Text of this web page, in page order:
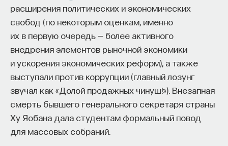
расширения политических и экономических
свобод (по некоторым оценкам, именно
их в первую очередь — более активного
внедрения элементов рыночной экономики
и ускорения экономических реформ), а также
выступали против коррупции (главный лозунг
звучал как «Долой продажных чинуш!»). Внезапная
смерть бывшего генерального секретаря страны
Ху Яобана дала студентам формальный повод
для массовых собраний.